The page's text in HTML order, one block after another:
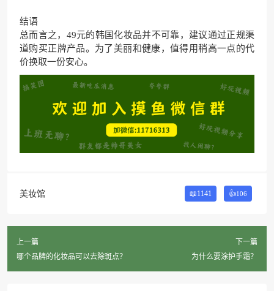
结语
总而言之，49元的韩国化妆品并不可靠，建议通过正规渠
道购买正牌产品。为了美丽和健康，值得用稍高一点的代
价换取一份安心。
美妆馆 📖1141 👍106
上一篇
哪个品牌的化妆品可以去除斑点？
下一篇
为什么要涂护手霜？